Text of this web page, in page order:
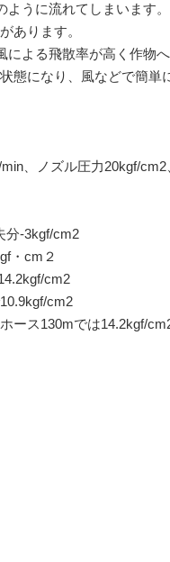
うに流れてしまいます
あります。
よる飛散率が高く作物
態になり、風などで簡単
、ノズル圧力20kgf/
分-3kgf/cm2
・cm２
cm2
cm2
ース130mでは14.2kgf/